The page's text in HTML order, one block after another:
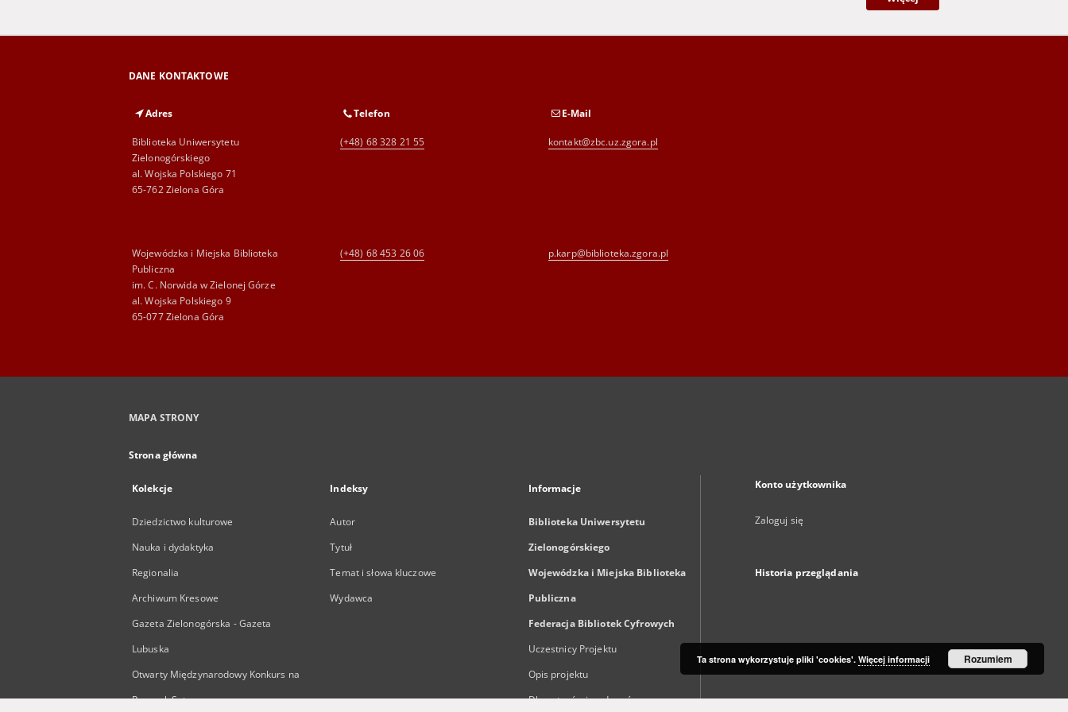
DANE KONTAKTOWE
Adres
Biblioteka Uniwersytetu
Zielonogórskiego
al. Wojska Polskiego 71
65-762 Zielona Góra
Telefon
(+48) 68 328 21 55
E-Mail
kontakt@zbc.uz.zgora.pl
Wojewódzka i Miejska Biblioteka
Publiczna
im. C. Norwida w Zielonej Górze
al. Wojska Polskiego 9
65-077 Zielona Góra
(+48) 68 453 26 06 p.karp@biblioteka.zgora.pl
MAPA STRONY
Strona główna
Kolekcje
Dziedzictwo kulturowe
Nauka i dydaktyka
Regionalia
Archiwum Kresowe
Gazeta Zielonogórska - Gazeta
Lubuska
Otwarty Międzynarodowy Konkurs na
Rysunek Satyryczny
Indeksy
Autor
Tytuł
Temat i słowa kluczowe
Wydawca
Informacje
Biblioteka Uniwersytetu
Zielonogórskiego
Wojewódzka i Miejska Biblioteka
Publiczna
Federacja Bibliotek Cyfrowych
Uczestnicy Projektu
Opis projektu
Dla autorów i wydawców
Konto użytkownika
Zaloguj się
Historia przeglądania
Ta strona wykorzystuje pliki 'cookies'. Więcej informacji Rozumiem